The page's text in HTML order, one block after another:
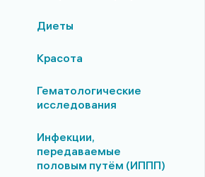
Диеты
Красота
Гематологические
исследования
Инфекции,
передаваемые
половым путём (ИППП)